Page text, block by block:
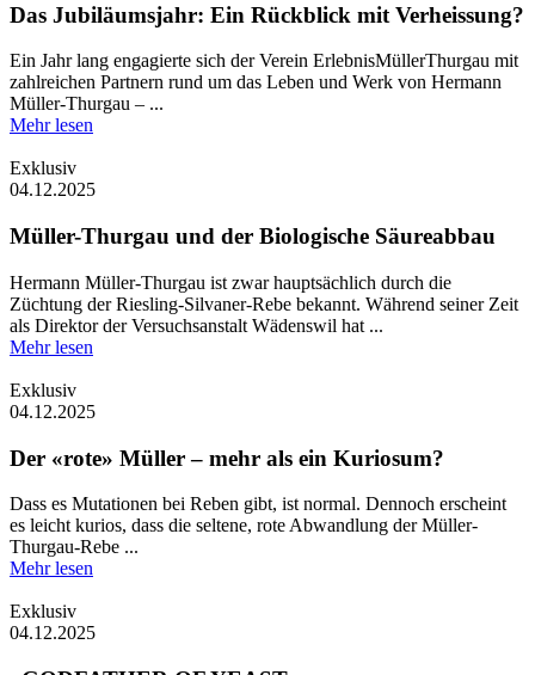
Das Jubiläumsjahr: Ein Rückblick mit Verheissung?
Ein Jahr lang engagierte sich der Verein ErlebnisMüllerThurgau mit
zahlreichen Partnern rund um das Leben und Werk von Hermann
Müller-Thurgau – ...
Mehr lesen
Exklusiv
04.12.2025
Müller-Thurgau und der Biologische Säureabbau
Hermann Müller-Thurgau ist zwar hauptsächlich durch die
Züchtung der Riesling-Silvaner-Rebe bekannt. Während seiner Zeit
als Direktor der Versuchsanstalt Wädenswil hat ...
Mehr lesen
Exklusiv
04.12.2025
Der «rote» Müller – mehr als ein Kuriosum?
Dass es Mutationen bei Reben gibt, ist normal. Dennoch erscheint
es leicht kurios, dass die seltene, rote Abwandlung der Müller-
Thurgau-Rebe ...
Mehr lesen
Exklusiv
04.12.2025